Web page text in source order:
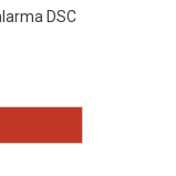
DSC